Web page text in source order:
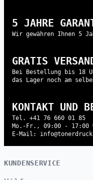
5 JAHRE
Wir gewähren Ihnen 5
GRATIS
Bei Bestellung bis 18
das Lager noch am
KONTAKT UND
Tel. +41 76 660 01 85
Mo.-Fr., 09:00 - 17:00
E-Mail:
KUNDENSERVICE